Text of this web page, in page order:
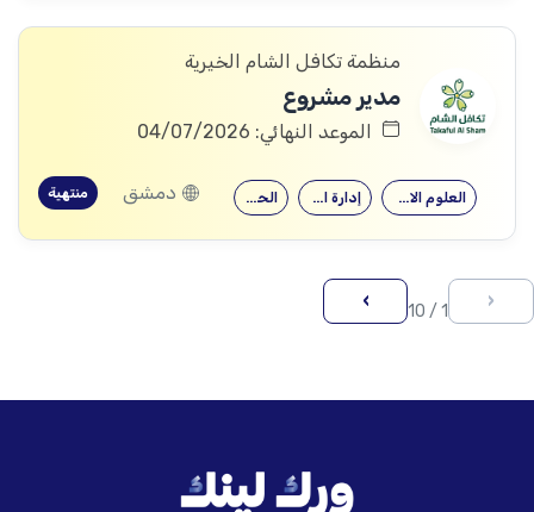
منظمة تكافل الشام الخيرية
مدير مشروع
الموعد النهائي: 04/07/2026
الحقوق إدارة الأعمال العلوم الاجتماعية دمشق منتهية
‹
1 / 10
›